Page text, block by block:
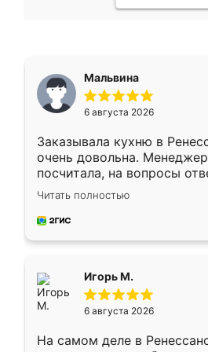
Мальвина
6 августа 2026
Заказывала кухню в
очень довольна.
посчитала, на вопросы
Замерщик приехал в
делу со всей
за день, ребята работали
Читать полностью
Игорь М.
6 августа 2026
На самом деле в